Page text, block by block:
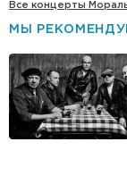
Все концерты
МЫ